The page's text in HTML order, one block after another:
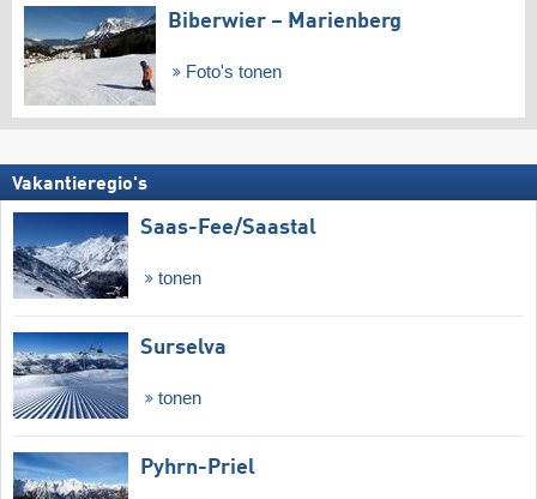
Biberwier – Marienberg
Foto's tonen
Vakantieregio's
Saas-Fee/​Saastal
tonen
Surselva
tonen
Pyhrn-Priel